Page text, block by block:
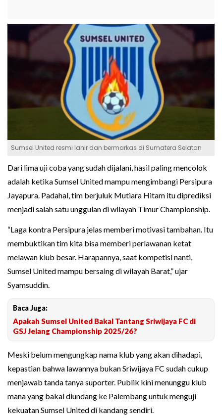
Sumsel United resmi lahir dan bermarkas di Sumatera Selatan
Dari lima uji coba yang sudah dijalani, hasil paling mencolok
adalah ketika Sumsel United mampu mengimbangi Persipura
Jayapura. Padahal, tim berjuluk Mutiara Hitam itu diprediksi
menjadi salah satu unggulan di wilayah Timur Championship.
“Laga kontra Persipura jelas memberi motivasi tambahan. Itu
membuktikan tim kita bisa memberi perlawanan ketat
melawan klub besar. Harapannya, saat kompetisi nanti,
Sumsel United mampu bersaing di wilayah Barat,” ujar
Syamsuddin.
Baca Juga:
Apakah Sumsel United Bakal Tantang Sriwijaya FC di
GSJ Jelang Championship 2025/26?
Meski belum mengungkap nama klub yang akan dihadapi,
kepastian bahwa lawannya bukan Sriwijaya FC sudah cukup
menjawab tanda tanya suporter. Publik kini menunggu klub
mana yang bakal diundang ke Palembang untuk menguji
kekuatan Sumsel United di kandang sendiri.